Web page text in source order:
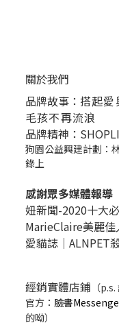
關於我們
品牌故事： 搭起
毛孩不再流浪
品牌精神：
狗園公益興建計劃：
錄上
感謝眾多媒體報導
妞新聞-2020十大
MarieClaire美麗佳
愛貓誌｜ALNPET
經銷實體店鋪 （
官方： 臉書
的呦）